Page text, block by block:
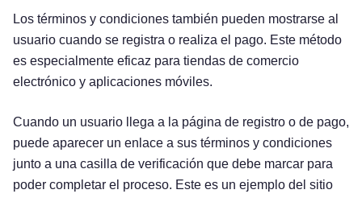
Los términos y condiciones también pueden mostrarse al
usuario cuando se registra o realiza el pago. Este método
es especialmente eficaz para tiendas de comercio
electrónico y aplicaciones móviles.
Cuando un usuario llega a la página de registro o de pago,
puede aparecer un enlace a sus términos y condiciones
junto a una casilla de verificación que debe marcar para
poder completar el proceso. Este es un ejemplo del sitio